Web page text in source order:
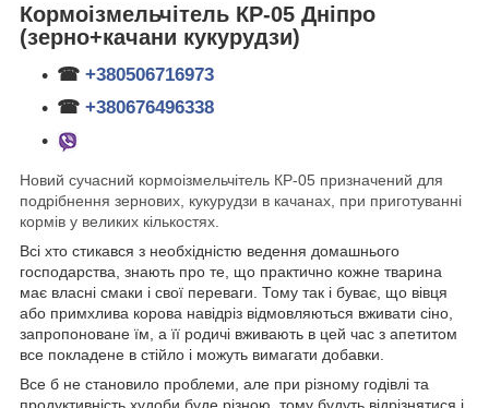
Кормоізмельчітель КР-05 Дніпро
(зерно+качани кукурудзи)
☎ +380506716973
☎ +380676496338
Новий сучасний кормоізмельчітель КР-05 призначений для
подрібнення зернових, кукурудзи в качанах, при приготуванні
кормів у великих кількостях.
Всі хто стикався з необхідністю ведення домашнього
господарства, знають про те, що практично кожне тварина
має власні смаки і свої переваги. Тому так і буває, що вівця
або примхлива корова навідріз відмовляються вживати сіно,
запропоноване їм, а її родичі вживають в цей час з апетитом
все покладене в стійло і можуть вимагати добавки.
Все б не становило проблеми, але при різному годівлі та
продуктивність худоби буде різною, тому будуть відрізнятися і